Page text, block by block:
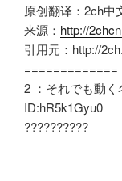
原创翻译：2ch中
来源： http://
引用元：http://
=============
2 ：それでも動く
ID:hR5k1Gyu0
??????????